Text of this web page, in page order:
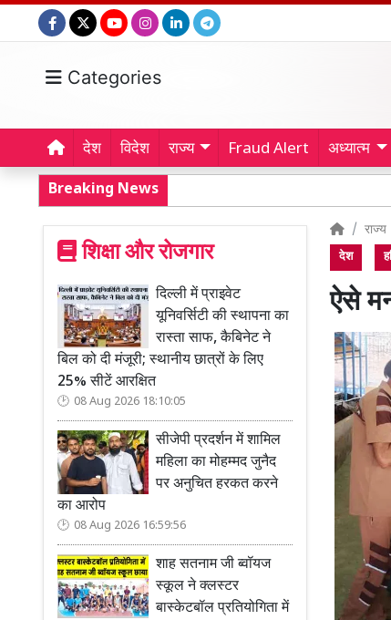
Categories
देश विदेश राज्य Fraud Alert अध्यात्म
Breaking News
शिक्षा और रोजगार
दिल्ली में प्राइवेट
यूनिवर्सिटी की स्थापना का
रास्ता साफ, कैबिनेट ने
बिल को दी मंजूरी; स्थानीय छात्रों के लिए
25% सीटें आरक्षित
08 Aug 2026 18:10:05
सीजेपी प्रदर्शन में शामिल
महिला का मोहम्मद जुनैद
पर अनुचित हरकत करने
का आरोप
08 Aug 2026 16:59:56
शाह सतनाम जी ब्वॉयज
स्कूल ने क्लस्टर
बास्केटबॉल प्रतियोगिता में
राज्य
देश
ऐसे